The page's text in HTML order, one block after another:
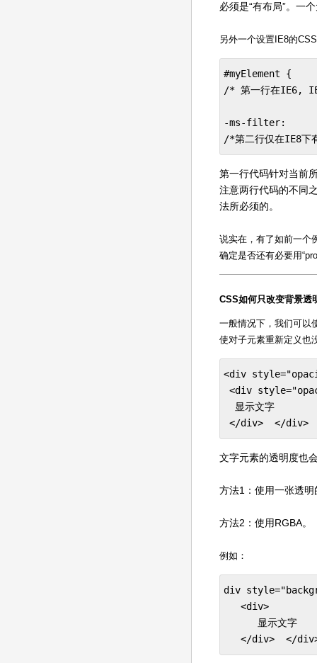
必须是“有布局”。一
另外一个设置IE8的
#myElement {
/* 第一行在IE6,
-ms-filter:
/*第二行仅在IE8
第一行代码针对当前
注意两行代码的不同
法所必须的。
说实在，有了如前一个
确定是否还有必要用
CSS如何只改变背景透
一般情况下，我们可以
使对子元素重新定义也
<div
<div
显示文字
</div>  </div>
文字元素的透明度也
方法1：使用一张透
方法2：使用RGBA。
例如：
div
<div>
显示文字
</div>  </